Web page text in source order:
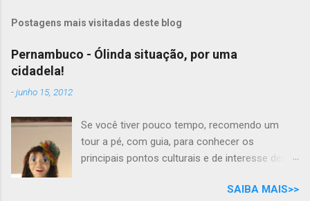
Postagens mais visitadas deste blog
Pernambuco - Ólinda situação, por uma
cidadela!
-junho 15, 2012
Se você tiver pouco tempo, recomendo um
tour a pé, com guia, para conhecer os
principais pontos culturais e de interesse desta
você tem todo o tempo do mundo, por que não
SAIBA MAIS>>